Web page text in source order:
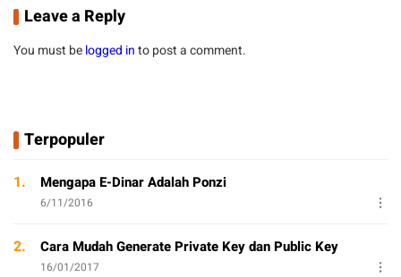
Leave a Reply
You must belogged into post a comment.
Terpopuler
1. Mengapa E-Dinar Adalah Ponzi
6/11/2016
2. Cara Mudah Generate Private Key dan Public Key
16/01/2017